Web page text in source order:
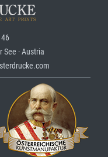
· Austria